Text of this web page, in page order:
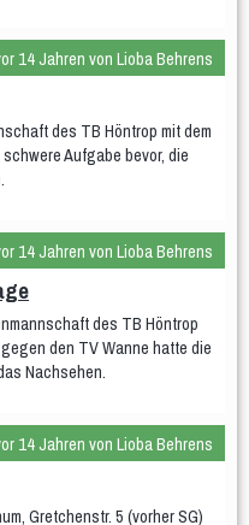
14 Jahren von Lioba Behrens
des TB Höntrop mit dem
Aufgabe bevor, die
14 Jahren von Lioba Behrens
des TB Höntrop
den TV Wanne hatte die
Nachsehen.
14 Jahren von Lioba Behrens
Gretchenstr. 5 (vorher SG)